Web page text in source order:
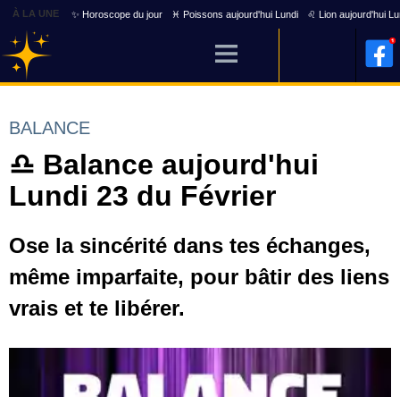
À LA UNE ✨ Horoscope du jour ♓ Poissons aujourd'hui Lundi ♌ Lion aujourd'hui
BALANCE
♎ Balance aujourd'hui
Lundi 23 du Février
Ose la sincérité dans tes échanges,
même imparfaite, pour bâtir des liens
vrais et te libérer.